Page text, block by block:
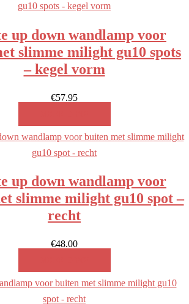
up down wandlamp voor
slimme milight gu10 spots
– kegel vorm
€57.95
up down wandlamp voor
slimme milight gu10 spot –
recht
€48.00